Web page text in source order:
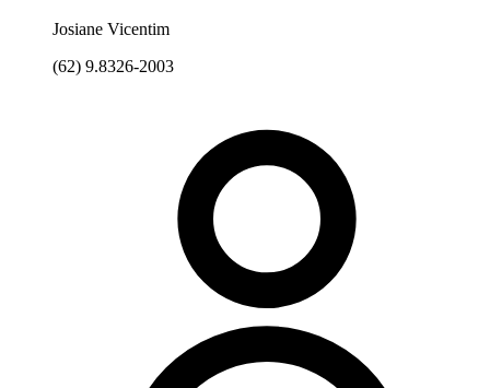
Josiane Vicentim
(62) 9.8326-2003